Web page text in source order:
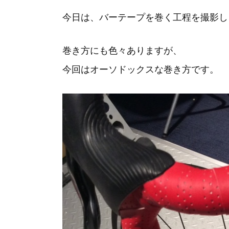
今日は、バーテープを巻く工程を撮影
巻き方にも色々ありますが、
今回はオーソドックスな巻き方です。